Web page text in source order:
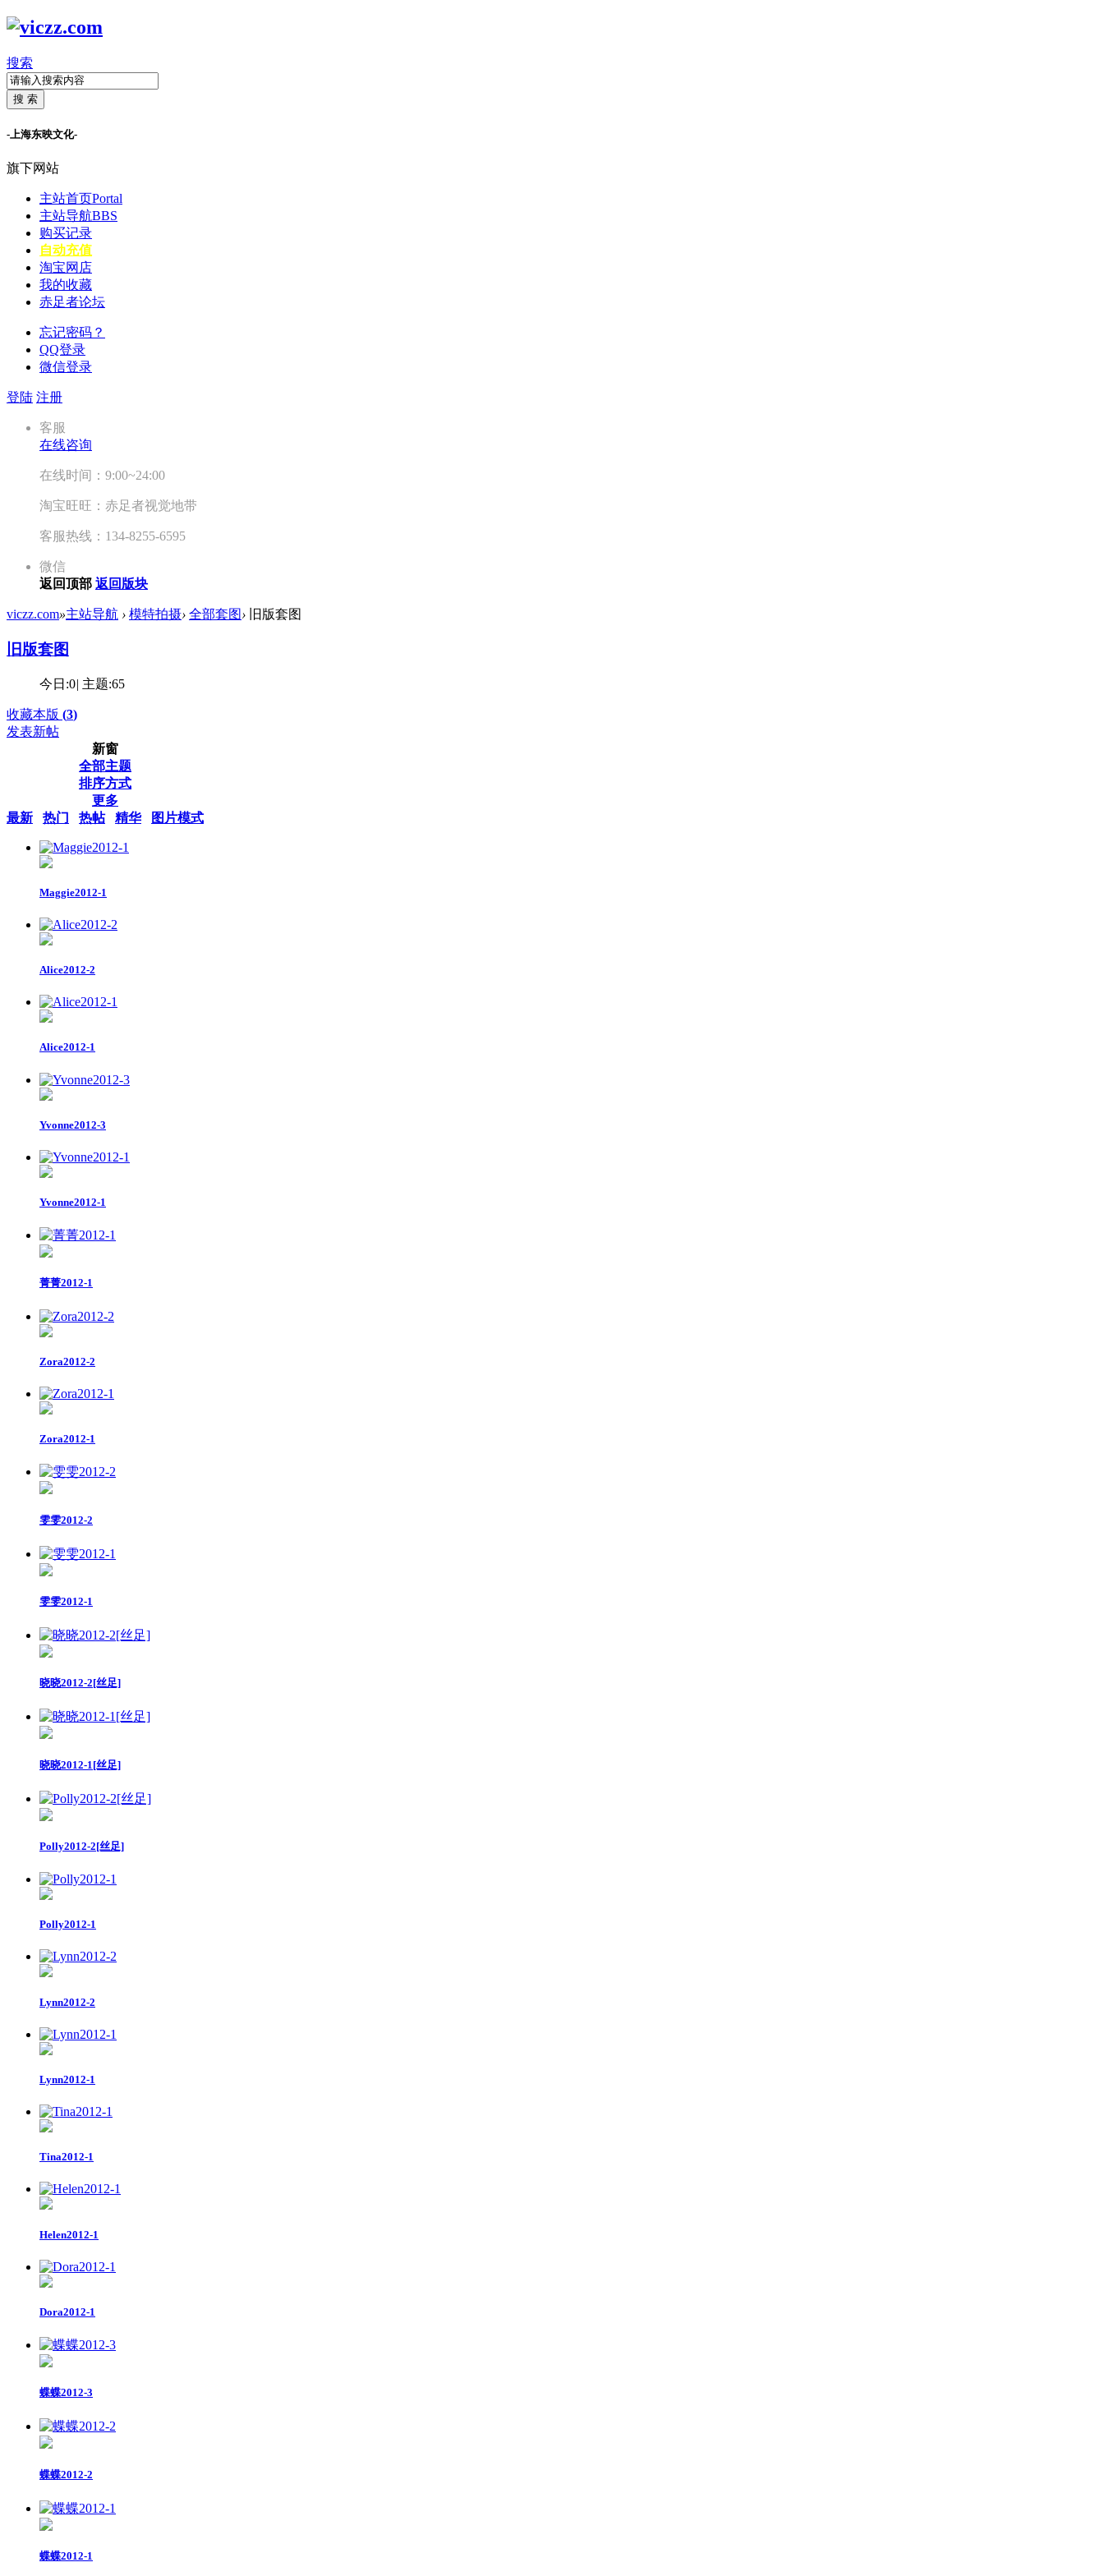
搜索
搜 索
-上海东映文化-
旗下网站
主站首页Portal
主站导航BBS
购买记录
自动充值
淘宝网店
我的收藏
赤足者论坛
忘记密码？
QQ登录
微信登录
登陆 注册
客服
在线咨询
在线时间：9:00~24:00
淘宝旺旺：赤足者视觉地带
客服热线：134-8255-6595
微信
返回顶部 返回版块
viczz.com»主站导航 › 模特拍摄› 全部套图› 旧版套图
旧版套图
今日:0| 主题:65
收藏本版 (3)
发表新帖
新窗
全部主题
排序方式
更多
最新
热门 热帖 精华 图片模式
Maggie2012-1
Alice2012-2
Alice2012-1
Yvonne2012-3
Yvonne2012-1
菁菁2012-1
Zora2012-2
Zora2012-1
雯雯2012-2
雯雯2012-1
晓晓2012-2[丝足]
晓晓2012-1[丝足]
Polly2012-2[丝足]
Polly2012-1
Lynn2012-2
Lynn2012-1
Tina2012-1
Helen2012-1
Dora2012-1
蝶蝶2012-3
蝶蝶2012-2
蝶蝶2012-1